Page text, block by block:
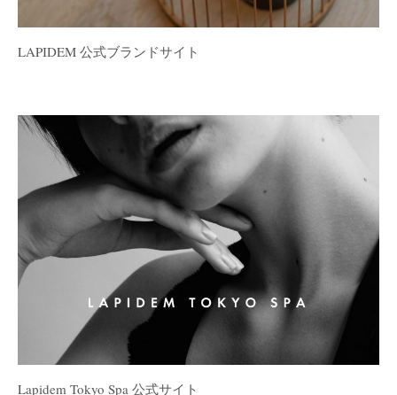
LAPIDEM 公式ブランドサイト
Lapidem Tokyo Spa 公式サイト